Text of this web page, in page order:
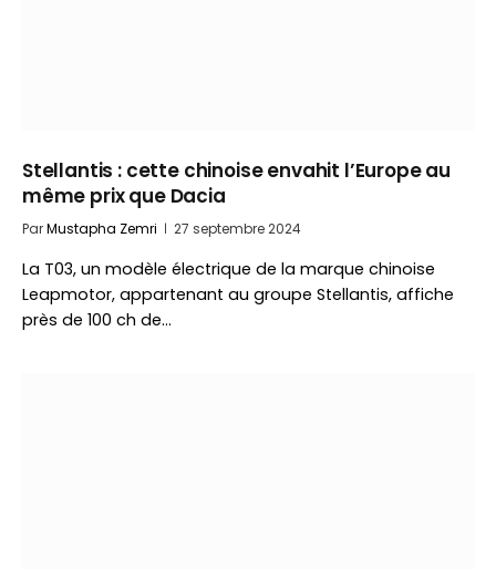
Stellantis : cette chinoise envahit l’Europe au
même prix que Dacia
ParMustapha Zemri 27 septembre 2024
La T03, un modèle électrique de la marque chinoise
Leapmotor, appartenant au groupe Stellantis, affiche
près de 100 ch de…